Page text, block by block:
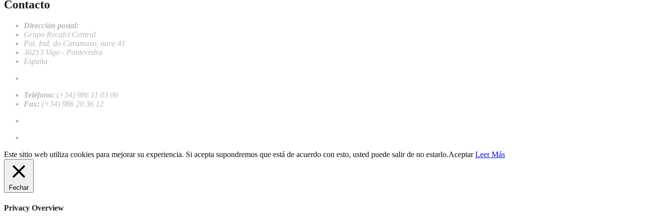
Contacto
Dirección postal:
Grupo Recalvi Central
Pol. Ind. do Caramuxo, nave 41
36213 Vigo - Pontevedra
España
Teléfono: (+34) 986 11 03 06
Fax: (+34) 986 20 36 12
Este sitio web utiliza cookies para mejorar su experiencia. Si acepta supondremos que está de acuerdo con esto, usted puede salir de no estarlo.Aceptar Leer Más
Fechar
Privacy Overview